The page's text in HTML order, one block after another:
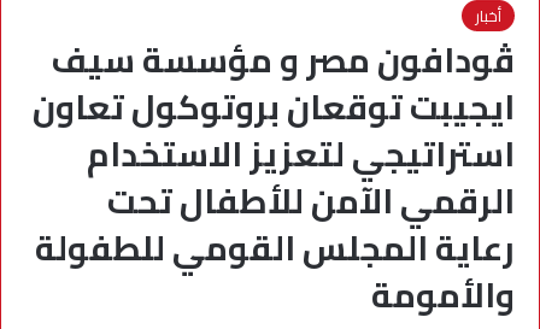
أخبار
ڤودافون مصر و مؤسسة سيف
ايجيبت توقعان بروتوكول تعاون
استراتيجي لتعزيز الاستخدام
الرقمي الآمن للأطفال تحت
رعاية المجلس القومي للطفولة
والأمومة